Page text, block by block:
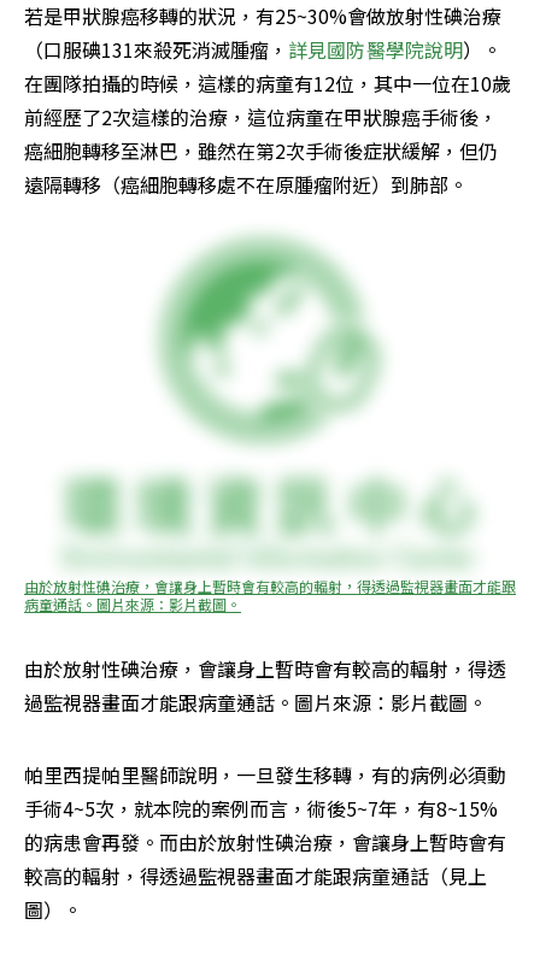
若是甲狀腺癌移轉的狀況，有25~30%會做放射性碘治療
（口服碘131來殺死消滅腫瘤， 詳見國防醫學院說明）。
在團隊拍攝的時候，這樣的病童有12位，其中一位在10歲
前經歷了2次這樣的治療，這位病童在甲狀腺癌手術後，
癌細胞轉移至淋巴，雖然在第2次手術後症狀緩解，但仍
遠隔轉移（癌細胞轉移處不在原腫瘤附近）到肺部。
由於放射性碘治療，會讓身上暫時會有較高的輻射，得透過監視器畫面才能跟
病童通話。圖片來源：影片截圖。
由於放射性碘治療，會讓身上暫時會有較高的輻射，得透
過監視器畫面才能跟病童通話。圖片來源：影片截圖。
帕里西提帕里醫師說明，一旦發生移轉，有的病例必須動
手術4~5次，就本院的案例而言，術後5~7年，有8~15%
的病患會再發。而由於放射性碘治療，會讓身上暫時會有
較高的輻射，得透過監視器畫面才能跟病童通話（見上
圖）。